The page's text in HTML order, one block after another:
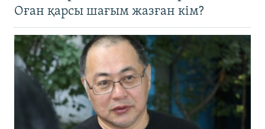
Оған қарсы шағым жазған кім?